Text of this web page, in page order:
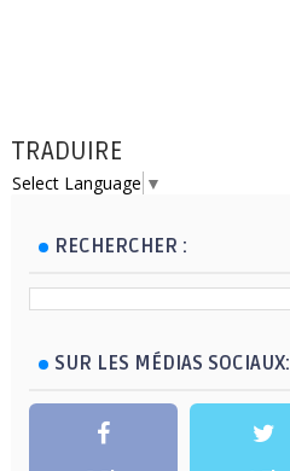
TRADUIRE
Select Language ▼
RECHERCHER :
SUR LES MÉDIAS SOCIAUX: